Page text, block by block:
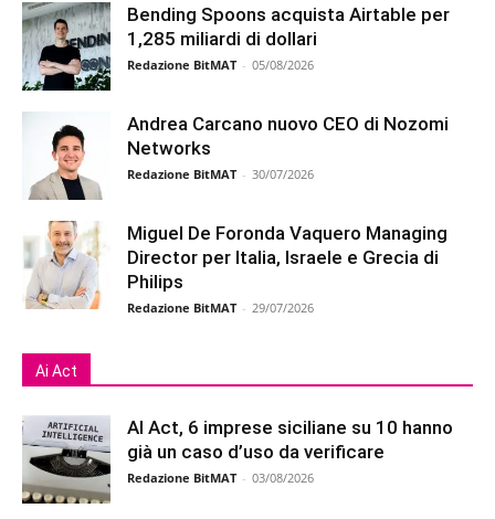
Bending Spoons acquista Airtable per
1,285 miliardi di dollari
Redazione BitMAT - 05/08/2026
Andrea Carcano nuovo CEO di Nozomi
Networks
Redazione BitMAT - 30/07/2026
Miguel De Foronda Vaquero Managing
Director per Italia, Israele e Grecia di
Philips
Redazione BitMAT - 29/07/2026
Ai Act
AI Act, 6 imprese siciliane su 10 hanno
già un caso d’uso da verificare
Redazione BitMAT - 03/08/2026